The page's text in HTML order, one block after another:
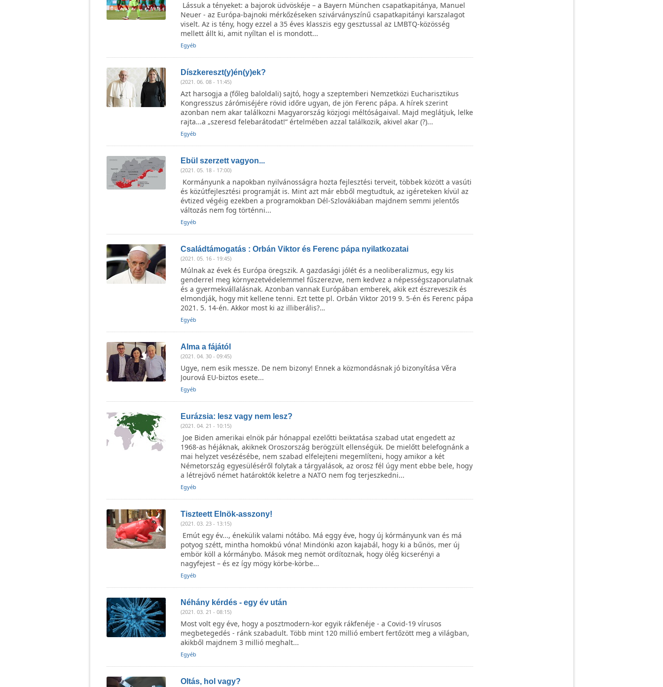
Lássuk a tényeket: a bajorok üdvöskéje – a Bayern München csapatkapitánya, Manuel
Neuer - az Európa-bajnoki mérkőzéseken szivárványszínű csapatkapitányi karszalagot
viselt. Az is tény, hogy ezzel a 35 éves klasszis egy gesztussal az LMBTQ-közösség
mellett állt ki, amit nyíltan el is mondott...
Egyéb
Díszkereszt(y)én(y)ek?
(2021. 06. 08 - 11:45)
Azt harsogja a (főleg baloldali) sajtó, hogy a szeptemberi Nemzetközi Eucharisztikus
Kongresszus zárómiséjére rövid időre ugyan, de jön Ferenc pápa. A hírek szerint
azonban nem akar találkozni Magyarország közjogi méltóságaival. Majd meglátjuk, lelke
rajta...a „szeresd felebarátodat!“ értelmében azzal találkozik, akivel akar (?)...
Egyéb
Ebül szerzett vagyon...
(2021. 05. 18 - 17:00)
Kormányunk a napokban nyilvánosságra hozta fejlesztési terveit, többek között a vasúti
és közútfejlesztési programját is. Mint azt már ebből megtudtuk, az igéreteken kívül az
évtized végéig ezekben a programokban Dél-Szlovákiában majdnem semmi jelentős
változás nem fog történni...
Egyéb
Családtámogatás : Orbán Viktor és Ferenc pápa nyilatkozatai
(2021. 05. 16 - 19:45)
Múlnak az évek és Európa öregszik. A gazdasági jólét és a neoliberalizmus, egy kis
genderrel meg környezetvédelemmel fűszerezve, nem kedvez a népességszaporulatnak
és a gyermekvállalásnak. Azonban vannak Európában emberek, akik ezt észreveszik és
elmondják, hogy mit kellene tenni. Ezt tette pl. Orbán Viktor 2019 9. 5-én és Ferenc pápa
2021. 5. 14-én. Akkor most ki az illiberális?…
Egyéb
Alma a fájától
(2021. 04. 30 - 09:45)
Ugye, nem esik messze. De nem bizony! Ennek a közmondásnak jó bizonyítása Věra
Jourová EU-biztos esete...
Egyéb
Eurázsia: lesz vagy nem lesz?
(2021. 04. 21 - 10:15)
Joe Biden amerikai elnök pár hónappal ezelőtti beiktatása szabad utat engedett az
1968-as héjáknak, akiknek Oroszország berögzült ellenségük. De mielőtt belefognánk a
mai helyzet vesézésébe, nem szabad elfelejteni megemlíteni, hogy amikor a két
Németország egyesüléséről folytak a tárgyalások, az orosz fél úgy ment ebbe bele, hogy
a létrejövő német határoktók keletre a NATO nem fog terjeszkedni...
Egyéb
Tiszteett Elnök-asszony!
(2021. 03. 23 - 13:15)
Emút egy év..., énekülik valami nótábo. Má eggy éve, hogy új kórmányunk van és má
potyog szétt, mintha homokbú vóna! Mindönki azon kajabál, hogy ki a bűnös, mer új
embör köll a kórmánybo. Mások meg nemöt ordítoznak, hogy ölég kicserényi a
nagyfejest – és ez így mögy körbe-körbe...
Egyéb
Néhány kérdés - egy év után
(2021. 03. 21 - 08:15)
Most volt egy éve, hogy a posztmodern-kor egyik rákfenéje - a Covid-19 vírusos
megbetegedés - ránk szabadult. Több mint 120 millió embert fertőzött meg a világban,
akikből majdnem 3 millió meghalt...
Egyéb
Oltás, hol vagy?